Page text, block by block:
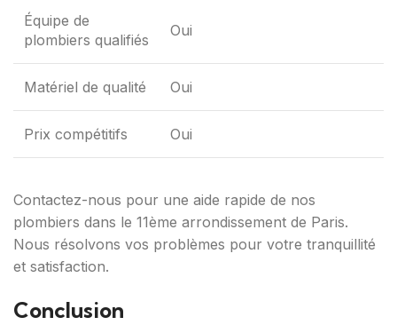
Équipe de
plombiers qualifiés
Oui
Matériel de qualité Oui
Prix compétitifs Oui
Contactez-nous pour une aide rapide de nos
plombiers dans le 11ème arrondissement de Paris.
Nous résolvons vos problèmes pour votre tranquillité
et satisfaction.
Conclusion